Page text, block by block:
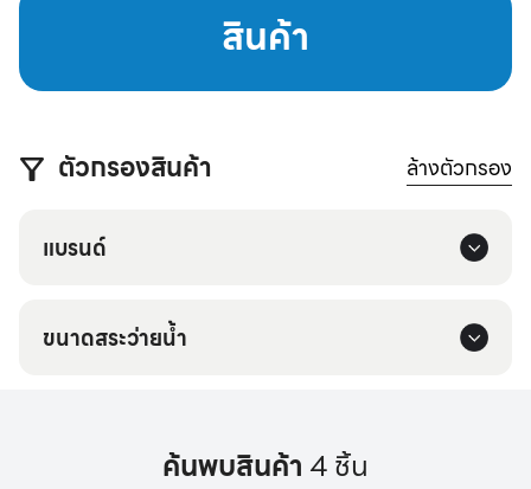
สินค้า
ตัวกรองสินค้า ล้างตัวกรอง
แบรนด์
ขนาดสระว่ายน้ำ
ค้นพบสินค้า 4 ชิ้น